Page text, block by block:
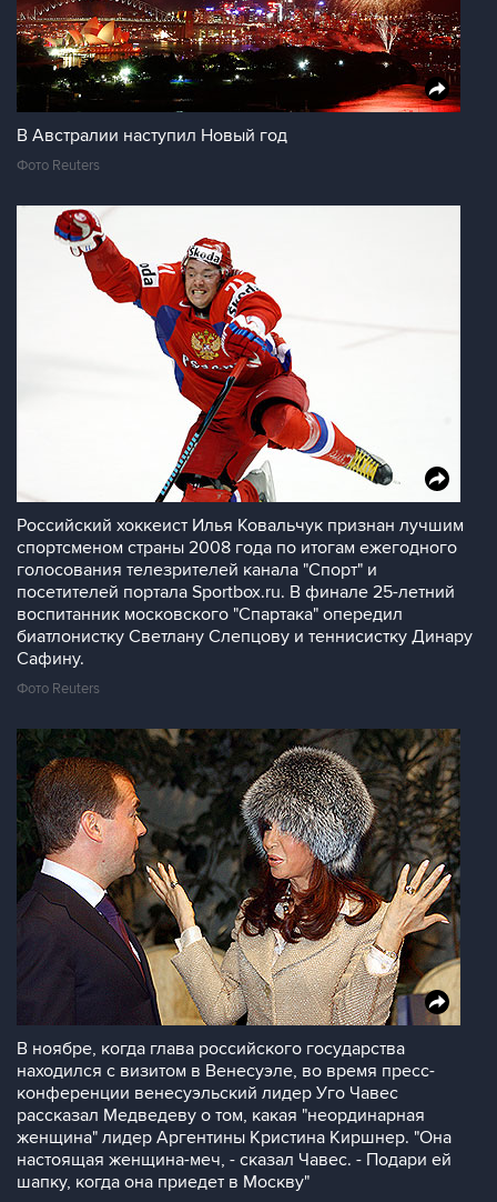
В Австралии наступил Новый год
Фото Reuters
Российский хоккеист Илья Ковальчук признан лучшим
спортсменом страны 2008 года по итогам ежегодного
голосования телезрителей канала "Спорт" и
посетителей портала Sportbox.ru. В финале 25-летний
воспитанник московского "Спартака" опередил
биатлонистку Светлану Слепцову и теннисистку Динару
Сафину.
Фото Reuters
В ноябре, когда глава российского государства
находился с визитом в Венесуэле, во время пресс-
конференции венесуэльский лидер Уго Чавес
рассказал Медведеву о том, какая "неординарная
женщина" лидер Аргентины Кристина Киршнер. "Она
настоящая женщина-меч, - сказал Чавес. - Подари ей
шапку, когда она приедет в Москву"